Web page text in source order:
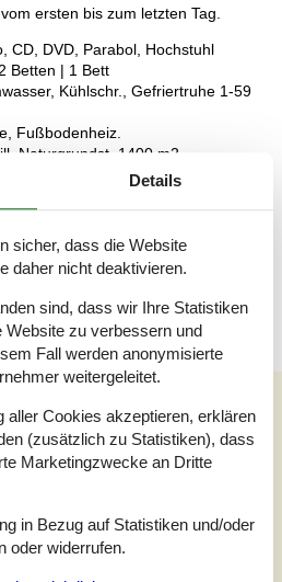
ersten bis zum letzten Tag.
CD, DVD, Parabol, Hochstuhl
Betten | 1 Bett
Kühlschr., Gefriertruhe 1-59
Fußbodenheiz.
Naturgrundst. 1400 m2 ,
erfolgt im Servicebüro.
Externe Bewertungen
Details
sicher, dass die Website
daher nicht deaktivieren.
sind, dass wir Ihre Statistiken
Website zu verbessern und
Fall werden anonymisierte
weitergeleitet.
aller Cookies akzeptieren, erklären
(zusätzlich zu Statistiken), dass
Marketingzwecke an Dritte
in Bezug auf Statistiken und/oder
oder widerrufen.